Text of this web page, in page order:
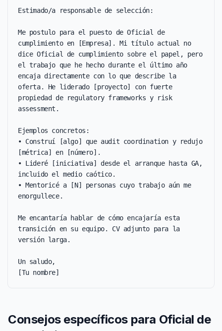
Estimado/a responsable de selección:
Me postulo para el puesto de Oficial de
cumplimiento en [Empresa]. Mi título actual no
dice Oficial de cumplimiento sobre el papel, pero
el trabajo que he hecho durante el último año
encaja directamente con lo que describe la
oferta. He liderado [proyecto] con fuerte
propiedad de regulatory frameworks y risk
assessment.
Ejemplos concretos:
• Construí [algo] que audit coordination y redujo
[métrica] en [número].
• Lideré [iniciativa] desde el arranque hasta GA,
incluido el medio caótico.
• Mentoricé a [N] personas cuyo trabajo aún me
enorgullece.
Me encantaría hablar de cómo encajaría esta
transición en su equipo. CV adjunto para la
versión larga.
Un saludo,
[Tu nombre]
Consejos específicos para Oficial de